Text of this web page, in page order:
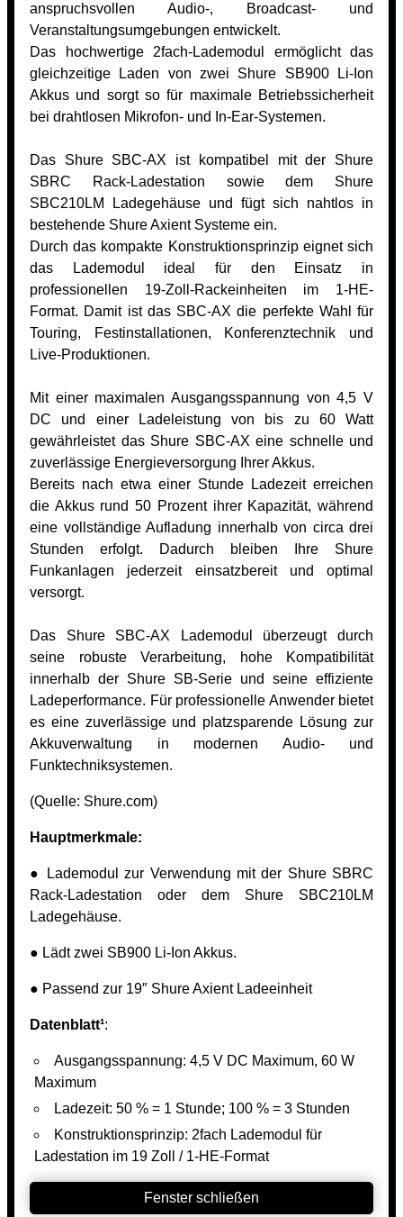
anspruchsvollen Audio-, Broadcast- und
Veranstaltungsumgebungen entwickelt.
Das hochwertige 2fach-Lademodul ermöglicht das
gleichzeitige Laden von zwei Shure SB900 Li-Ion
Akkus und sorgt so für maximale Betriebssicherheit
bei drahtlosen Mikrofon- und In-Ear-Systemen.
Das Shure SBC-AX ist kompatibel mit der Shure
SBRC Rack-Ladestation sowie dem Shure
SBC210LM Ladegehäuse und fügt sich nahtlos in
bestehende Shure Axient Systeme ein.
Durch das kompakte Konstruktionsprinzip eignet sich
das Lademodul ideal für den Einsatz in
professionellen 19-Zoll-Rackeinheiten im 1-HE-
Format. Damit ist das SBC-AX die perfekte Wahl für
Touring, Festinstallationen, Konferenztechnik und
Live-Produktionen.
Mit einer maximalen Ausgangsspannung von 4,5 V
DC und einer Ladeleistung von bis zu 60 Watt
gewährleistet das Shure SBC-AX eine schnelle und
zuverlässige Energieversorgung Ihrer Akkus.
Bereits nach etwa einer Stunde Ladezeit erreichen
die Akkus rund 50 Prozent ihrer Kapazität, während
eine vollständige Aufladung innerhalb von circa drei
Stunden erfolgt. Dadurch bleiben Ihre Shure
Funkanlagen jederzeit einsatzbereit und optimal
versorgt.
Das Shure SBC-AX Lademodul überzeugt durch
seine robuste Verarbeitung, hohe Kompatibilität
innerhalb der Shure SB-Serie und seine effiziente
Ladeperformance. Für professionelle Anwender bietet
es eine zuverlässige und platzsparende Lösung zur
Akkuverwaltung in modernen Audio- und
Funktechniksystemen.
(Quelle: Shure.com)
Hauptmerkmale:
● Lademodul zur Verwendung mit der Shure SBRC
Rack-Ladestation oder dem Shure SBC210LM
Ladegehäuse.
● Lädt zwei SB900 Li-Ion Akkus.
● Passend zur 19″ Shure Axient Ladeeinheit
Datenblatt¹:
Ausgangsspannung: 4,5 V DC Maximum, 60 W
Maximum
Ladezeit: 50 % = 1 Stunde; 100 % = 3 Stunden
Konstruktionsprinzip: 2fach Lademodul für
Ladestation im 19 Zoll / 1-HE-Format
Fenster schließen